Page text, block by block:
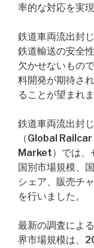
率的な対応を実
鉄道車両流出封
鉄道輸送の安全
欠かせないもの
料開発が期待さ
ることが望まれま
鉄道車両流出封
（Global
Market）では、
国別市場規模、
シェア、販売チ
を行いました。
最新の調査によ
界市場規模は、